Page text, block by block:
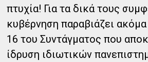
πτυχία! Για τα δικά τους
κυβέρνηση παραβιάζει
16 του Συντάγματος που
ίδρυση ιδιωτικών